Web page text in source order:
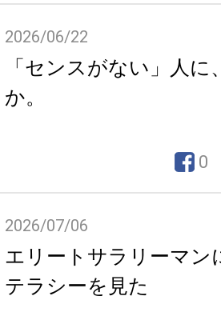
2026/06/22
「センスがない」人
か。
0
2026/07/06
エリートサラリーマン
テラシーを見た